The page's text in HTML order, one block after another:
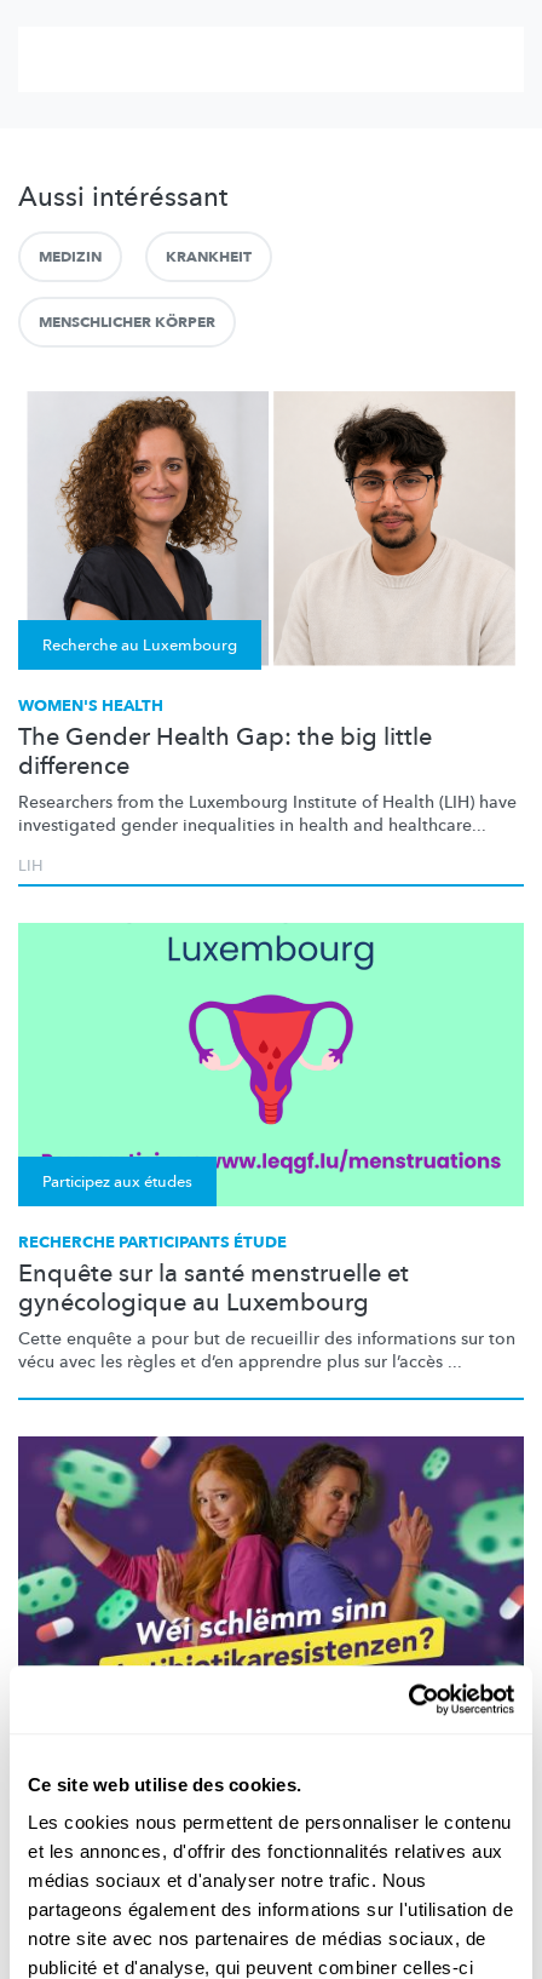
Ce site web utilise des cookies.
Les cookies nous permettent de personnaliser le contenu
et les annonces, d'offrir des fonctionnalités relatives aux
médias sociaux et d'analyser notre trafic. Nous
partageons également des informations sur l'utilisation de
notre site avec nos partenaires de médias sociaux, de
publicité et d'analyse, qui peuvent combiner celles-ci
Aussi intéréssant
MEDIZIN KRANKHEIT
MENSCHLICHER KÖRPER
Recherche au Luxembourg
WOMEN'S HEALTH
The Gender Health Gap: the big little
difference
Researchers from the Luxembourg Institute of Health (LIH) have
investigated gender inequalities in health and healthcare...
LIH
Participez aux études
RECHERCHE PARTICIPANTS ÉTUDE
Enquête sur la santé menstruelle et
gynécologique au Luxembourg
Cette enquête a pour but de recueillir des informations sur ton
vécu avec les règles et d’en apprendre plus sur l’accès ...
Ziel mir keng : Quels sont les enjeux des
résistances aux antibiotiques ?
Partout dans le monde, les résistances aux antibiotiques
augmentent. Pourquoiapparaissent-elles? Quelle est la
situati...
FNR